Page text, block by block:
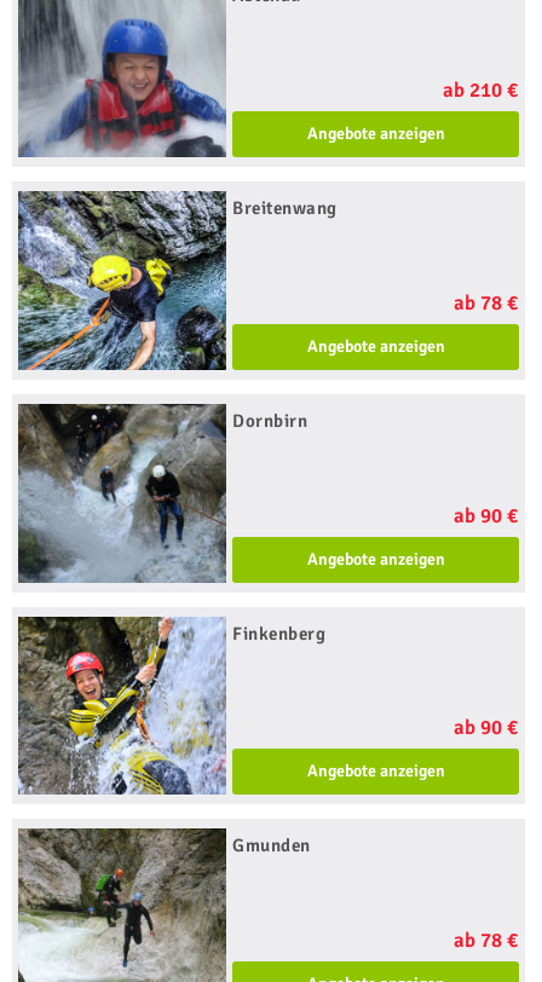
ab 210 €
Angebote anzeigen
Breitenwang
ab 78 €
Angebote anzeigen
Dornbirn
ab 90 €
Angebote anzeigen
Finkenberg
ab 90 €
Angebote anzeigen
Gmunden
ab 78 €